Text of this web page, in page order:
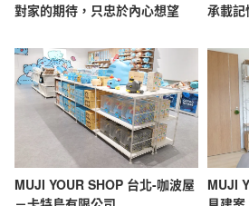
對家的期待，只忠於內心想望 承載
MUJI YOUR SHOP 台北-咖波屋
MUJI